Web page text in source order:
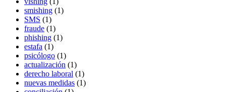
smishing (1)
SMS (1)
fraude (1)
phishing (1)
estafa (1)
psicólogo (1)
actualización (1)
derecho laboral (1)
nuevas medidas (1)